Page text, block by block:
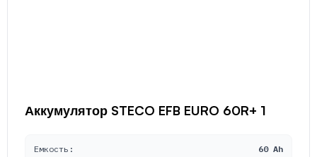
Аккумулятор STECO EFB EURO 60R+ 1
Емкость:
60 Ah